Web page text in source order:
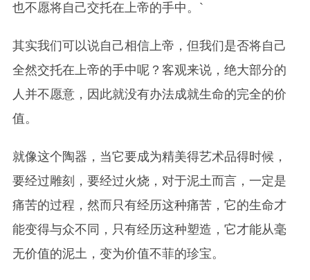
也不愿将自己交托在上帝的手中。`
其实我们可以说自己相信上帝，但我们是否将自己
全然交托在上帝的手中呢？客观来说，绝大部分的
人并不愿意，因此就没有办法成就生命的完全的价
值。
就像这个陶器，当它要成为精美得艺术品得时候，
要经过雕刻，要经过火烧，对于泥土而言，一定是
痛苦的过程，然而只有经历这种痛苦，它的生命才
能变得与众不同，只有经历这种塑造，它才能从毫
无价值的泥土，变为价值不菲的珍宝。